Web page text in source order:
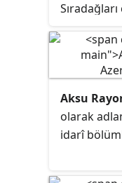
kenttir.
Aksu
olarak
idarî